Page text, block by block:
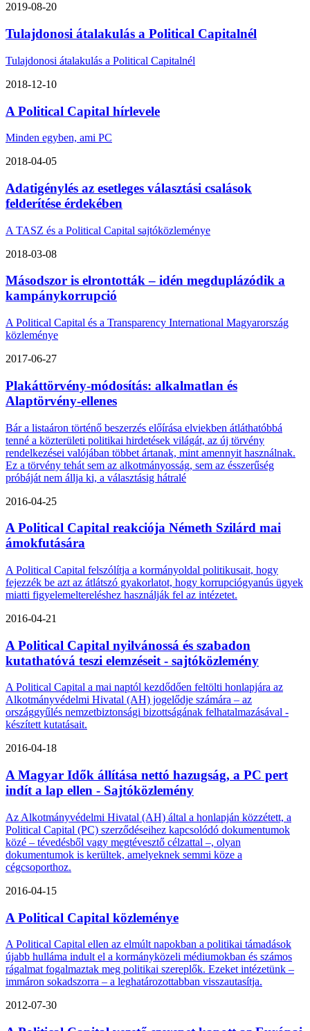
2019-08-20
Tulajdonosi átalakulás a Political Capitalnél
Tulajdonosi átalakulás a Political Capitalnél
2018-12-10
A Political Capital hírlevele
Minden egyben, ami PC
2018-04-05
Adatigénylés az esetleges választási csalások
felderítése érdekében
A TASZ és a Political Capital sajtóközleménye
2018-03-08
Másodszor is elrontották – idén megduplázódik a
kampánykorrupció
A Political Capital és a Transparency International Magyarország
közleménye
2017-06-27
Plakáttörvény-módosítás: alkalmatlan és
Alaptörvény-ellenes
Bár a listaáron történő beszerzés előírása elviekben átláthatóbbá
tenné a közterületi politikai hirdetések világát, az új törvény
rendelkezései valójában többet ártanak, mint amennyit használnak.
Ez a törvény tehát sem az alkotmányosság, sem az ésszerűség
próbáját nem állja ki, a választásig hátralé
2016-04-25
A Political Capital reakciója Németh Szilárd mai
ámokfutására
A Political Capital felszólítja a kormányoldal politikusait, hogy
fejezzék be azt az átlátszó gyakorlatot, hogy korrupciógyanús ügyek
miatti figyelemeltereléshez használják fel az intézetet.
2016-04-21
A Political Capital nyilvánossá és szabadon
kutathatóvá teszi elemzéseit - sajtóközlemény
A Political Capital a mai naptól kezdődően feltölti honlapjára az
Alkotmányvédelmi Hivatal (AH) jogelődje számára – az
országgyűlés nemzetbiztonsági bizottságának felhatalmazásával -
készített kutatásait.
2016-04-18
A Magyar Idők állítása nettó hazugság, a PC pert
indít a lap ellen - Sajtóközlemény
Az Alkotmányvédelmi Hivatal (AH) által a honlapján közzétett, a
Political Capital (PC) szerződéseihez kapcsolódó dokumentumok
közé – tévedésből vagy megtévesztő célzattal –, olyan
dokumentumok is kerültek, amelyeknek semmi köze a
cégcsoporthoz.
2016-04-15
A Political Capital közleménye
A Political Capital ellen az elmúlt napokban a politikai támadások
újabb hulláma indult el a kormányközeli médiumokban és számos
rágalmat fogalmaztak meg politikai szereplők. Ezeket intézetünk –
immáron sokadszorra – a leghatározottabban visszautasítja.
2012-07-30